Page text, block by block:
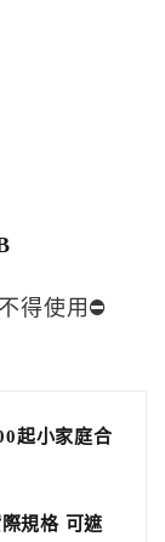
得使用⛔️
起小家庭合
規格 可遮